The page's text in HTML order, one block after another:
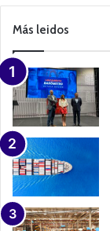
m
a
n
Más leidos